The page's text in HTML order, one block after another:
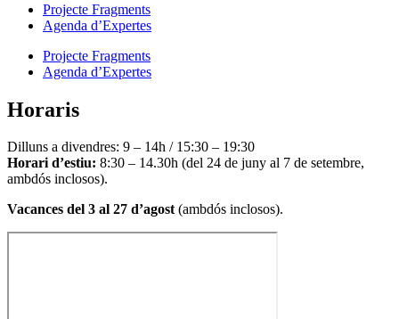
Projecte Fragments
Agenda d’Expertes
Projecte Fragments
Agenda d’Expertes
Horaris
Dilluns a divendres: 9 – 14h / 15:30 – 19:30
Horari d’estiu: 8:30 – 14.30h (del 24 de juny al 7 de setembre,
ambdós inclosos).
Vacances del 3 al 27 d’agost(ambdós inclosos).